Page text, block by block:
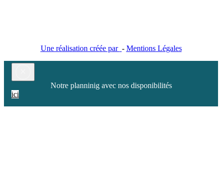
Une réalisation créée par - Mentions Légales
Notre planninig avec nos disponibilités
ici